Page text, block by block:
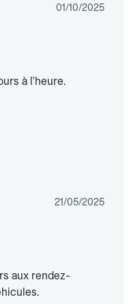
01/10/2025
à l'heure.
21/05/2025
aux rendez-